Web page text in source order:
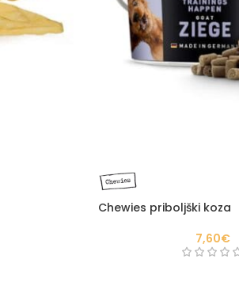
Chewies priboljški koza
7,60€